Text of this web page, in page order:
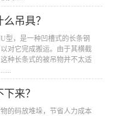
吊具？
型，是一种凹槽式的长条钢
对它完成搬运。由于其横截
种长条式的被吊物并不太适
来？
的码放堆垛，节省人力成本